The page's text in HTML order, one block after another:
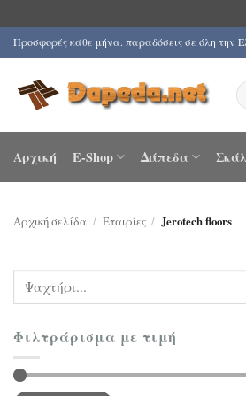
Μετάβαση
στο
περιεχόμενο
Προσφορές κάθε μήνα. παραδόσεις σε όλη την
Αρχική E-Shop Δάπεδα
Αρχική σελίδα / Εταιρίες / Jerotech floors
Αναζήτηση
για:
Φιλτράρισμα με τιμή